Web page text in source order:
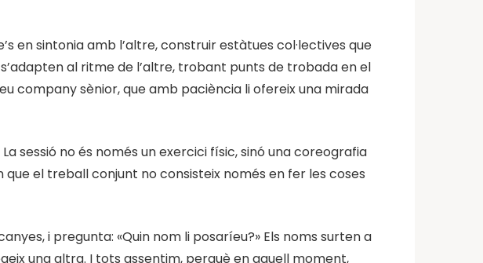
en sintonia amb l’altre, construir estàtues col·lectives que
al ritme de l’altre, trobant punts de trobada en el
company sènior, que amb paciència li ofereix una mirada
sessió no és només un exercici físic, sinó una coreografia
el treball conjunt no consisteix només en fer les coses
i pregunta: «Quin nom li posaríeu?» Els noms surten a
una altra. I tots assentim, perquè en aquell moment,